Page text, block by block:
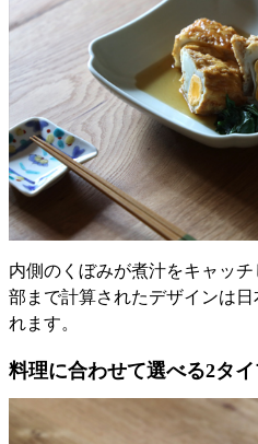
内側のくぼみが煮汁をキャッ
部まで計算されたデザインは
れます。
料理に合わせて選べる2タ